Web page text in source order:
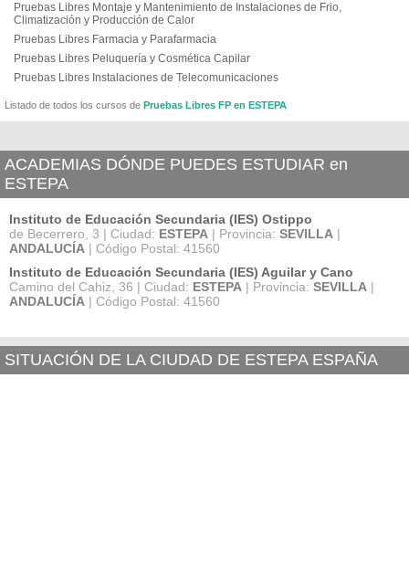
Pruebas Libres Montaje y Mantenimiento de Instalaciones de Frio,
Climatización y Producción de Calor
Pruebas Libres Farmacia y Parafarmacia
Pruebas Libres Peluquería y Cosmética Capilar
Pruebas Libres Instalaciones de Telecomunicaciones
Listado de todos los cursos de Pruebas Libres FP en ESTEPA
ACADEMIAS DÓNDE PUEDES ESTUDIAR en
ESTEPA
Instituto de Educación Secundaria (IES) Ostippo
de Becerrero, 3 | Ciudad: ESTEPA | Provincia: SEVILLA |
ANDALUCÍA | Código Postal: 41560
Instituto de Educación Secundaria (IES) Aguilar y Cano
Camino del Cahiz, 36 | Ciudad: ESTEPA | Provincia: SEVILLA |
ANDALUCÍA | Código Postal: 41560
SITUACIÓN DE LA CIUDAD DE ESTEPA ESPAÑA